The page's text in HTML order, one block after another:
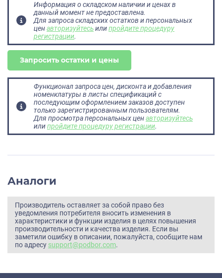
Информация о складском наличии и ценах в
данный момент не предоставлена.
Для запроса складских остатков и персональных
ценавторизуйтесьилипройдите процедуру
регистрации.
Запросить остатки и цены
Функционал запроса цен, дисконта и добавления
номенклатуры в листы спецификаций с
последующим оформлением заказов доступен
только зарегистрированным пользователям.
Для просмотра персональных ценавторизуйтесь
илипройдите процедуру регистрации.
Аналоги
Производитель оставляет за собой право без
уведомления потребителя вносить изменения в
характеристики и функции изделия в целях повышения
производительности и качества изделия. Если вы
заметили ошибку в описании, пожалуйста, сообщите нам
по адресу support@podbor.com.